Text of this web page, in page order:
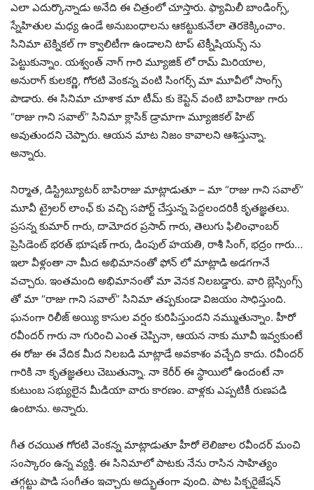
ఎలా ఎదుర్కొన్నాడు అనేది ఈ చిత్రంలో చూస్తారు. ఫ్యామిలీ బాండింగ్స్,
స్నేహితుల మధ్య ఉండే అనుబంధాలను ఆకట్టుకునేలా తెరకెక్కించాం.
సినిమా టెక్నికల్ గా క్వాలిటీగా ఉండాలని టాప్ టెక్నీషియన్స్ ను
పెట్టుకున్నాం. యశ్వంత్ నాగ్ గారి మ్యూజిక్ లో రామ్ మిరియాల,
అనురాగ్ కులకర్ణి, గోరటి వెంకన్న వంటి సింగర్స్ మా మూవీలో సాంగ్స్
పాడారు. ఈ సినిమా చూశాక మా టీమ్ కు కెప్టెన్ వంటి బాపిరాజు గారు
“రాజు గాని సవాల్” సినిమా క్లాసిక్ డ్రామాగా మ్యూజికల్ హిట్
అవుతుందని చెప్పారు. ఆయన మాట నిజం కావాలని ఆశిస్తున్నా.
అన్నారు.
నిర్మాత, డిస్ట్రిబ్యూటర్ బాపిరాజు మాట్లాడుతూ – మా “రాజు గాని సవాల్”
మూవీ ట్రైలర్ లాంఛ్ కు వచ్చి సపోర్ట్ చేస్తున్న పెద్దలందరికీ కృతజ్ఞతలు.
ప్రసన్న కుమార్ గారు, దామోదర ప్రసాద్ గారు, తెలుగు ఫిలింఛాంబర్
ప్రెసిడెంట్ భరత్ భూషణ్ గారు, డింపుల్ హయతి, రాశీ సింగ్, భద్రం గారు…
ఇలా వీళ్లంతా నా మీద అభిమానంతో ఫోన్ లో మాట్లాడి అడగగానే
వచ్చారు. ఇంతమంది అభిమానంతో మా వెనక నిలబడ్డారు. వారి బ్లెస్సింగ్స్
తో మా “రాజు గాని సవాల్” సినిమా తప్పకుండా విజయం సాధిస్తుంది.
ఘనంగా రిలీజ్ అయ్యి కాసుల వర్షం కురిపిస్తుందని నమ్ముతున్నాం. హీరో
రవీందర్ గారు నా గురించి ఎంత చెప్పినా, ఆయన నాకు మూవీ ఇవ్వకుంటే
ఈ రోజు ఈ వేదిక మీద నిలబడి మాట్లాడే అవకాశం వచ్చేది కాదు. రవీందర్
గారికి నా కృతజ్ఞతలు చెబుతున్నా. నా కెరీర్ ఈ స్థాయిలో ఉందంటే నా
కుటుంబ సభ్యులైన మీడియా వారు కారణం. వాళ్లకు ఎప్పటికీ రుణపడి
ఉంటాను. అన్నారు.
గీత రచయిత గోరటి వెంకన్న మాట్లాడుతూ హీరో లెలిజాల రవీందర్ మంచి
సంస్కారం ఉన్న వ్యక్తి. ఈ సినిమాలో పాటకు నేను రాసిన సాహిత్యం
తగ్గట్టు పాడి సంగీతం ఇచ్చారు అద్భుతంగా వుంది. పాట పిక్చరైజేషన్